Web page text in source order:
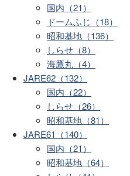
国内（21）
ドームふじ（18）
昭和基地（136）
しらせ（8）
海鷹丸（4）
JARE62（132）
国内（22）
しらせ（26）
昭和基地（81）
JARE61（140）
国内（21）
昭和基地（64）